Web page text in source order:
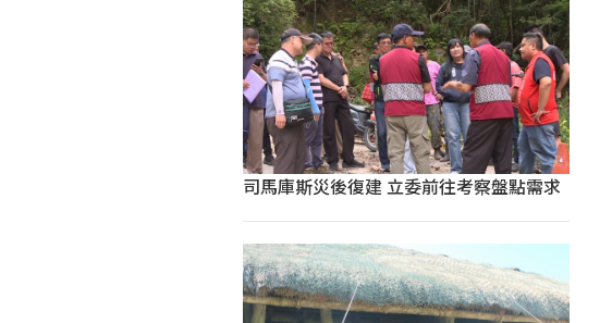
司馬庫斯災後復建 立委前往考察盤點需求